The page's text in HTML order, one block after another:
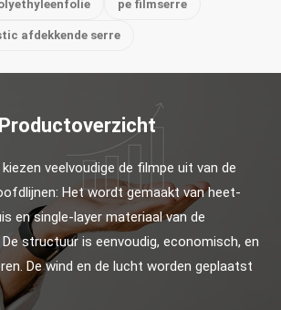
pe filmserre
afdekkende serre
Productoverzicht
veelvoudige de filmpe uit van de
Het wordt gemaakt van heet-
en single-layer materiaal van de
structuur is eenvoudig, economisch, en
De wind en de lucht worden geplaatst